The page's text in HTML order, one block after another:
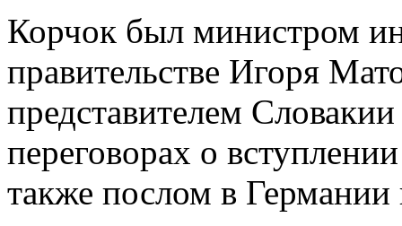
Корчок был министром
правительстве Игоря
представителем
переговорах о
также послом в